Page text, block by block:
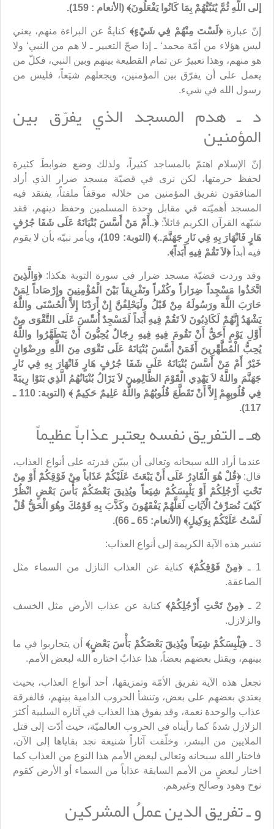
إلى اللَّهِ ثُمَّ يُنَبِّئُهُمْ بِمَا كَانُوا يَفْعَلُونَ﴾ (الأنعام : 159).
إنّ عبارة﴿لَسْتَ مِنْهُمْ فِي شَيْءٍ﴾ كنايةٌ عن البراءة منهم، يعني
ليس هؤلاء من أمّة محمد‘ ـ إذا صحّ التعبير ـ لا هم من النبي‘ ولا
هو منهم، وهذا تعبیرٌ عن تمام القطيعة بينهم وبين النبي، فكلّ من
يعمل على أن يفرّق بين المؤمنين، ويجعلهم شيَعاً، فليس من
رسول الله في شيء.
د ـ هدم المسجد الذي يفرّق بين
المؤمنين
إنّ الإسلام اهتمّ بالمساجد كثيراً، ولذلك وضع ضوابطَ كثيرة
لحفظ حرمتها، لكن نرى في قضيّة مسجد ضرار الذي أراد
المنافقون تفريق المؤمنين من خلاله موقفاً ملفتاً، يفتقد فيه
المسجد أهميّته في مقابل وحدة المسلمين وحفظ دينهم، فقد
شبّهه القرآن الكريم قائلاً:﴿..أَمْ مَنْ أَسَّسَ بُنْيَانَهُ عَلَى شَفَا جُرُفٍ
هَارٍ فَانْهَارَ بِهِ فِي نَارِ جَهَنَّمَ..﴾ (التوبة: 109)،
ويأمر نبيّه بأن لا يقوم
فيه أبداً﴿لاَ تَقُمْ فِيهِ أَبَداً﴾.
وقد وردت قضيّة مسجد ضرار في سورة التوبة هكذا:﴿وَالَّذِينَ
اتَّخَذُوا مَسْجِداً ضِرَاراً وكُفْراً وتَفْرِيقاً بَيْنَ الْمُؤْمِنِينَ وإِرْصَاداً لِمَنْ
حَارَبَ اللَّهَ ورَسُولَهُ مِنْ قَبْلُ ولَيَحْلِفُنَّ إِنْ أَرَدْنَا إِلاَّ الْحُسْنَى واللَّهُ
يَشْهَدُ إِنَّهُمْ لَكَاذِبُونَ لاَ تَقُمْ فِيهِ أَبَداً لَمَسْجِدٌ أُسِّسَ عَلَى التَّقْوَى مِنْ
أَوَّلِ يَوْمٍ أَحَقُّ أَنْ تَقُومَ فِيهِ فِيهِ رِجَالٌ يُحِبُّونَ أَنْ يَتَطَهَّرُوا واللَّهُ
يُحِبُّ الْمُطَّهِّرِينَ أَفَمَنْ أَسَّسَ بُنْيَانَهُ عَلَى تَقْوَى مِنَ اللَّهِ ورِضْوَانٍ
خَيْرٌ أَمْ مَنْ أَسَّسَ بُنْيَانَهُ عَلَى شَفَا جُرُفٍ هَارٍ فَانْهَارَ بِهِ فِي نَارِ
جَهَنَّمَ واللَّهُ لاَ يَهْدِي الْقَوْمَ الظَّالِمِينَ لاَ يَزَالُ بُنْيَانُهُمُ الَّذِي بَنَوْا رِيبَةً
فِي قُلُوبِهِمْ إِلاَّ أَنْ تَقَطَّعَ قُلُوبُهُمْ واللَّهُ عَلِيمٌ حَكِيمٌ ﴾ (التوبة: 110 ـ
117).
هـ ـ التفريق نفسه يعتبر عذاباً عظيماً
عندما أراد الله سبحانه وتعالى أن يبيّن قدرته على أنواع العذاب،
قال:﴿قُلْ هُوَ الْقَادِرُ عَلَى أَنْ يَبْعَثَ عَلَيْكُمْ عَذَاباً مِنْ فَوْقِكُمْ أَوْ مِنْ
تَحْتِ أَرْجُلِكُمْ أَوْ يَلْبِسَكُمْ شِيَعاً ويُذِيقَ بَعْضَكُمْ بَأْسَ بَعْضٍ انْظُرْ
كَيْفَ نُصَرِّفُ الْآيَاتِ لَعَلَّهُمْ يَفْقَهُونَ وكَذَّبَ بِهِ قَوْمُكَ وهُوَ الْحَقُّ قُلْ
لَسْتُ عَلَيْكُمْ بِوَكِيلٍ﴾ (الأنعام: 65 ـ 66).
تشير هذه الآية الكريمة إلى أنواع العذاب:
1 ـ ﴿مِنْ فَوْقِكُمْ﴾ كناية عن العذاب النازل من السماء مثل
الصاعقة.
2 ـ ﴿مِنْ تَحْتِ أَرْجُلِكُمْ﴾كناية عن عذاب الأرض مثل الخسف
والزلازل.
3 ـ ﴿يَلْبِسَكُمْ شِيَعاً ويُذِيقَ بَعْضَكُمْ بَأْسَ بَعْضٍ﴾أن يتحاربوا في ما
بينهم، ويقتل بعضهم بعضاً، هذا عذابٌ اختاره الله لبعض الأمم.
تجعل هذه الآية تفريق الأمّة وتمزيقها، أحد أنواع العذاب، بحيث
يعتدي بعضهم على بعض، وتنشأ الحروب الدامية بينهم، فالفرقة
عذاب والوحدة نعمة، وقد يفوق هذا العذاب في آثاره السلبية أكثرَ
الزلازل شدةً كما رأيناه في الحروب العالميّة، حيث أدّت إلى قتل
الملايين من البشر، وخلّفت آثاراً شنيعة نجد بقاياها إلى الآن،
فاختار الله سبحانه وتعالى لبعض الأمم هذا النوع من العذاب كما
اختار لبعضٍ من الأمم السابقة عذاباً من السماء أو الأرض كقوم
نوح وهود وصالح وغيرهم.
و ـ تفريق الدين عملُ المشركين